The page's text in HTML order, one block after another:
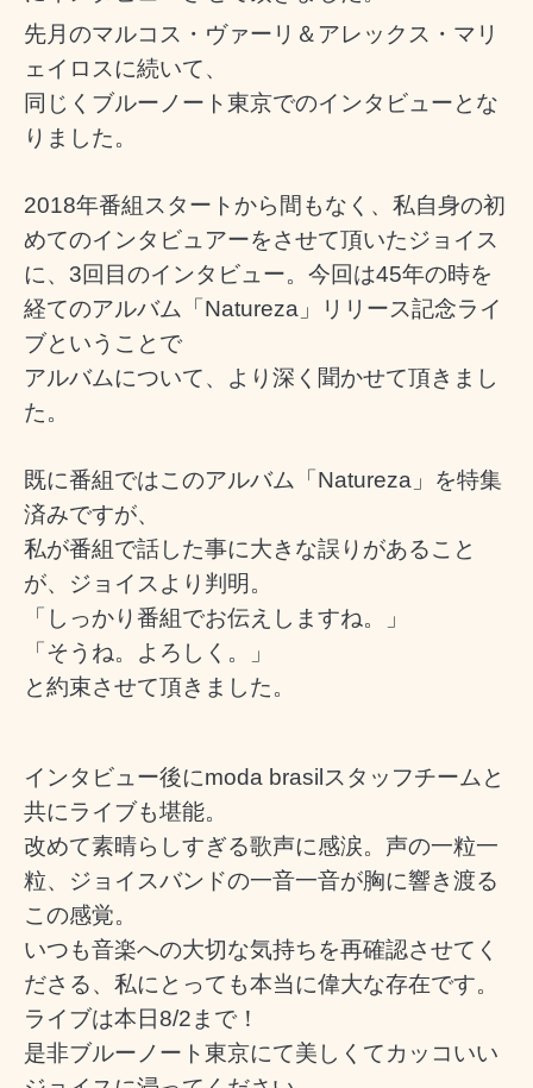
先月のマルコス・ヴァーリ＆アレックス・マリ
ェイロスに続いて、
同じくブルーノート東京でのインタビューとな
りました。
2018年番組スタートから間もなく、私自身の初
めてのインタビュアーをさせて頂いたジョイス
に、3回目のインタビュー。 今回は45年の時を
経てのアルバム「Natureza」リリース記念ライ
ブということで
アルバムについて、より深く聞かせて頂きまし
た。
既に番組ではこのアルバム「Natureza」を特集
済みですが、
私が番組で話した事に大きな誤りがあること
が、ジョイスより判明。
「しっかり番組でお伝えしますね。」
「そうね。よろしく。」
と約束させて頂きました。
インタビュー後にmoda brasilスタッフチームと
共にライブも堪能。
改めて素晴らしすぎる歌声に感涙。声の一粒一
粒、ジョイスバンドの一音一音が胸に響き渡る
この感覚。
いつも音楽への大切な気持ちを再確認させてく
ださる、私にとっても本当に偉大な存在です。
ライブは本日8/2まで！
是非ブルーノート東京にて美しくてカッコいい